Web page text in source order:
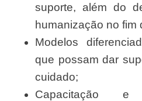
suporte, além do
humanização no fim
Modelos
que possam dar
cuidado;
Capacitação